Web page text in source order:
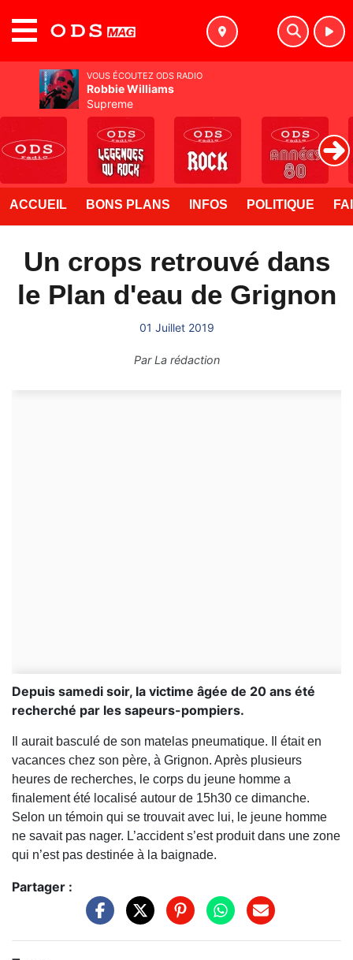
ACCUEIL BONS PLANS INFOS POLITIQUE
Un crops retrouvé dans
le Plan d'eau de Grignon
01 Juillet 2019
ParLa rédaction
Depuis samedi soir, la victime âgée de 20 ans été
recherché par les sapeurs-pompiers.
Il aurait basculé de son matelas pneumatique. Il était en
vacances chez son père, à Grignon. Après plusieurs
heures de recherches, le corps du jeune homme a
finalement été localisé autour de 15h30 ce dimanche.
Selon un témoin qui se trouvait avec lui, le jeune homme
ne savait pas nager. L’accident s’est produit dans une zone
qui n’est pas destinée à la baignade.
Partager :
VOUS ÉCOUTEZ ODS RADIO
Robbie Williams
Supreme